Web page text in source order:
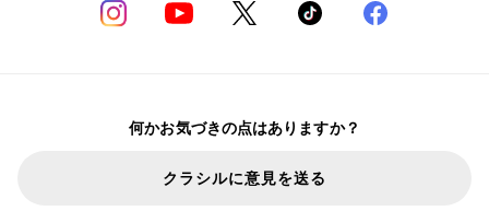
何かお気づきの点はありますか？
クラシルに意見を送る